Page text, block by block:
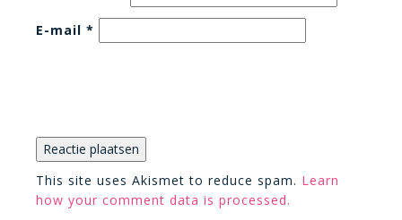
E-mail *
This site uses Akismet to reduce spam. Learn
how your comment data is processed.